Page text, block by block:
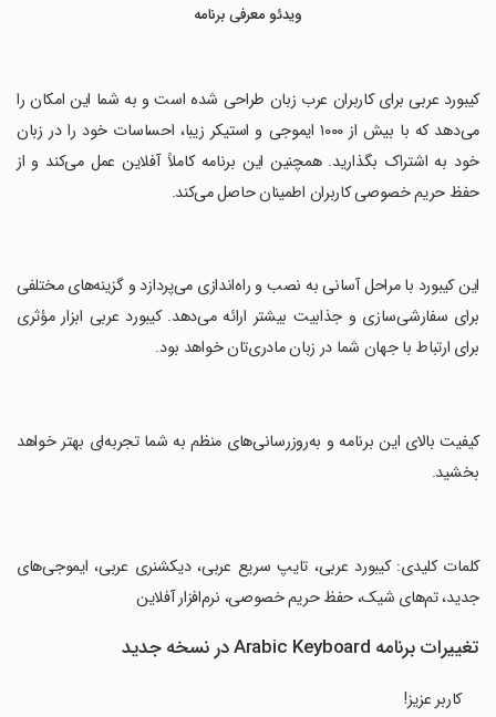
ویدئو معرفی برنامه
‏کیبورد عربی برای کاربران عرب زبان طراحی شده است و به شما این امکان را
می‌دهد که با بیش از ۱۰۰۰ ایموجی و استیکر زیبا، احساسات خود را در زبان
خود به اشتراک بگذارید. همچنین این برنامه کاملاً آفلاین عمل می‌کند و از
حفظ حریم خصوصی کاربران اطمینان حاصل می‌کند.
‏این کیبورد با مراحل آسانی به نصب و راه‌اندازی می‌پردازد و گزینه‌های مختلفی
برای سفارشی‌سازی و جذابیت بیشتر ارائه می‌دهد. کیبورد عربی ابزار مؤثری
برای ارتباط با جهان شما در زبان مادری‌تان خواهد بود.
‏کیفیت بالای این برنامه و به‌روزرسانی‌های منظم به شما تجربه‌ای بهتر خواهد
بخشید.
‏کلمات کلیدی: کیبورد عربی، تایپ سریع عربی، دیکشنری عربی، ایموجی‌های
جدید، تم‌های شیک، حفظ حریم خصوصی، نرم‌افزار آفلاین
تغییرات برنامه Arabic Keyboard در نسخه جدید
کاربر عزیز!